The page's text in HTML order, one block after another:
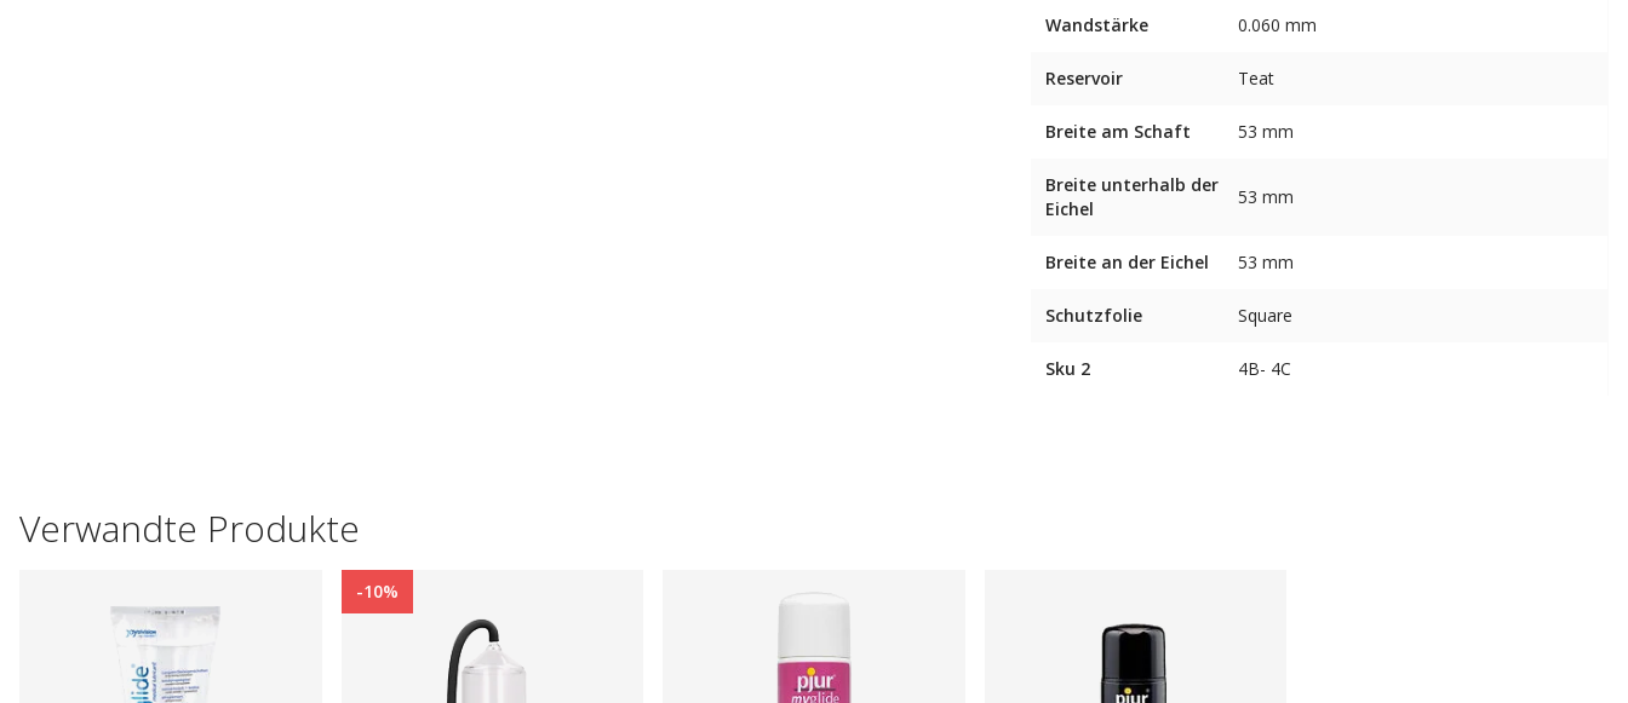
Wandstärke
0.060 mm
Reservoir Teat
Breite am Schaft 53 mm
Breite unterhalb der
Eichel
53 mm
Breite an der Eichel 53 mm
Schutzfolie Square
Sku 2 4B- 4C
Verwandte Produkte
-10%